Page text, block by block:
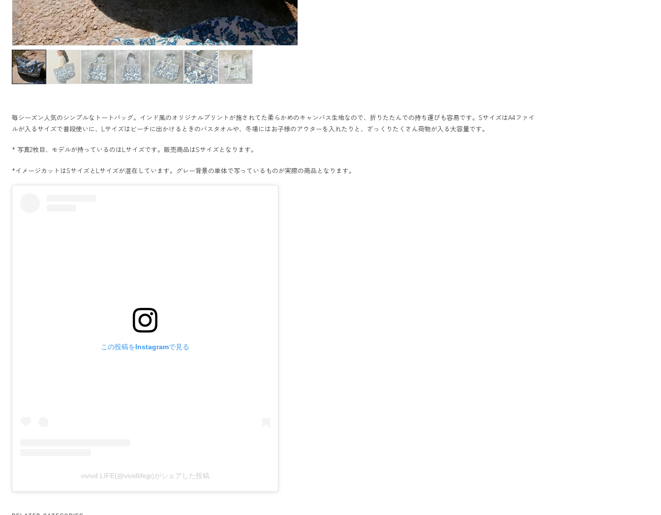
毎シーズン人気のシンプルなトートバッグ。インド風のオリジナルプリントが施されてた柔らかめのキャンバス生地なので、折りたたんでの持ち運びも容易です。SサイズはA4ファイ
ルが入るサイズで普段使いに、Lサイズはビーチに出かけるときのバスタオルや、冬場にはお子様のアウターを入れたりと、ざっくりたくさん荷物が入る大容量です。
* 写真2枚目、モデルが持っているのはLサイズです。販売商品はSサイズとなります。
*イメージカットはSサイズとLサイズが混在しています。グレー背景の単体で写っているものが実際の商品となります。
この投稿をInstagramで見る
vivivd LIFE(@vividlifejp)がシェアした投稿